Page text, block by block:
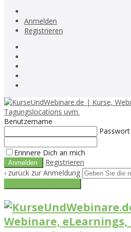
Anmelden
Registrieren
Benutzername
Passwort
Erinnere Dich an mich
Registrieren
‹ zurück zur Anmeldung